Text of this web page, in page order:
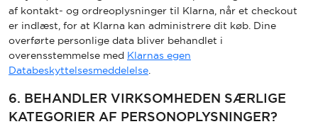
af kontakt- og ordreoplysninger til Klarna, når et checkout
er indlæst, for at Klarna kan administrere dit køb. Dine
overførte personlige data bliver behandlet i
overensstemmelse med Klarnas egen
Databeskyttelsesmeddelelse.
6. BEHANDLER VIRKSOMHEDEN SÆRLIGE
KATEGORIER AF PERSONOPLYSNINGER?